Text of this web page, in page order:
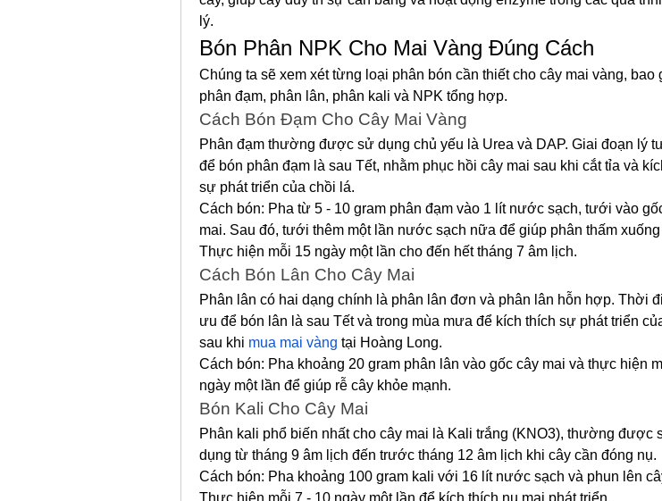
lý.
Bón Phân NPK Cho Mai Vàng Đúng Cách
Chúng ta sẽ xem xét từng loại phân bón cần thiết cho cây mai vàng, bao
phân đạm, phân lân, phân kali và NPK tổng hợp.
Cách Bón Đạm Cho Cây Mai Vàng
Phân đạm thường được sử dụng chủ yếu là Urea và DAP. Giai đoạn lý
để bón phân đạm là sau Tết, nhằm phục hồi cây mai sau khi cắt tỉa và
sự phát triển của chồi lá.
Cách bón: Pha từ 5 - 10 gram phân đạm vào 1 lít nước sạch, tưới vào
mai. Sau đó, tưới thêm một lần nước sạch nữa để giúp phân thấm xuống
Thực hiện mỗi 15 ngày một lần cho đến hết tháng 7 âm lịch.
Cách Bón Lân Cho Cây Mai
Phân lân có hai dạng chính là phân lân đơn và phân lân hỗn hợp. Thời
ưu để bón lân là sau Tết và trong mùa mưa để kích thích sự phát triển
sau khi mua mai vàng tại Hoàng Long.
Cách bón: Pha khoảng 20 gram phân lân vào gốc cây mai và thực hiện
ngày một lần để giúp rễ cây khỏe mạnh.
Bón Kali Cho Cây Mai
Phân kali phổ biến nhất cho cây mai là Kali trắng (KNO3), thường được
dụng từ tháng 9 âm lịch đến trước tháng 12 âm lịch khi cây cần đóng nụ.
Cách bón: Pha khoảng 100 gram kali với 16 lít nước sạch và phun lên
Thực hiện mỗi 7 - 10 ngày một lần để kích thích nụ mai phát triển.